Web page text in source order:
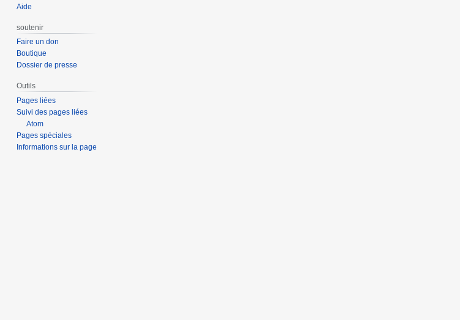
Aide
soutenir
Faire un don
Boutique
Dossier de presse
Outils
Pages liées
Suivi des pages liées
Atom
Pages spéciales
Informations sur la page